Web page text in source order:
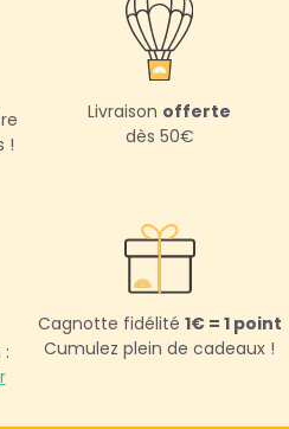
!
Livraison offerte
dès 50€
Cagnotte fidélité 1€ = 1 point
Cumulez plein de cadeaux !